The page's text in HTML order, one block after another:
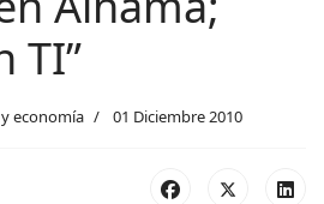
TI”
economía 01 Diciembre 2010